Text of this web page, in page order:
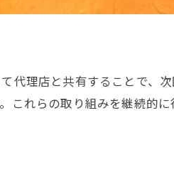
代理店と共有することで、
れらの取り組みを継続的